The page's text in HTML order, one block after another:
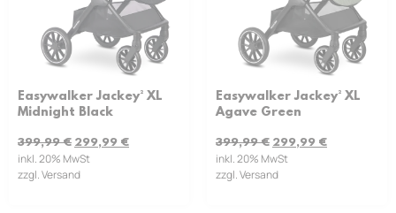
Easywalker Jackey² XL
Midnight Black
399,99€ 299,99 €
inkl. 20% MwSt
zzgl. Versand
Easywalker Jackey² XL
Agave Green
399,99€ 299,99 €
inkl. 20% MwSt
zzgl. Versand